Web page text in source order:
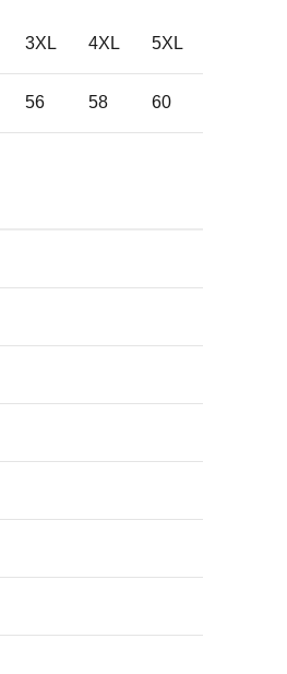
3XL 4XL 5XL
56 58 60